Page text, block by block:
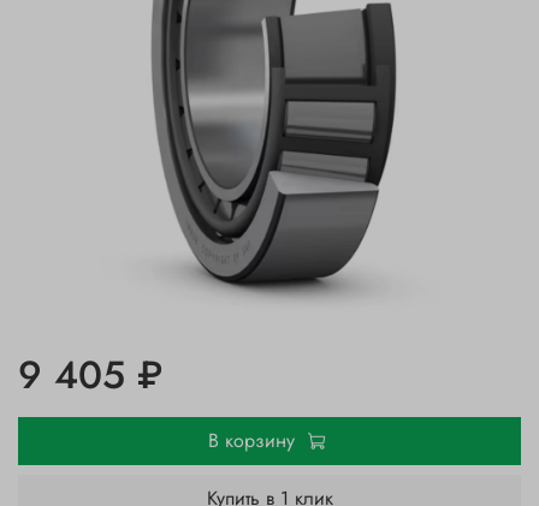
9 405 ₽
В корзину
Купить в 1 клик